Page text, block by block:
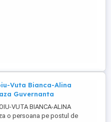
Vuta Bianca-Alina
Guvernanta
VUTA BIANCA-ALINA
o persoana pe postul de